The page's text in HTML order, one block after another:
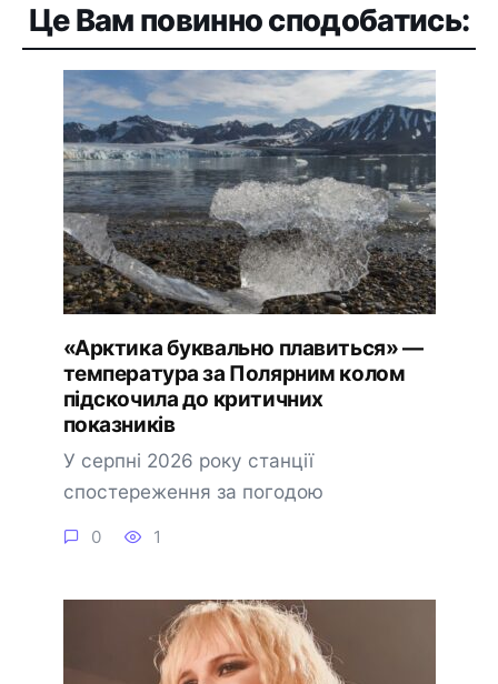
Це Вам повинно сподобатись:
«Арктика буквально плавиться» —
температура за Полярним колом
підскочила до критичних
показників
У серпні 2026 року станції
спостереження за погодою
0 1